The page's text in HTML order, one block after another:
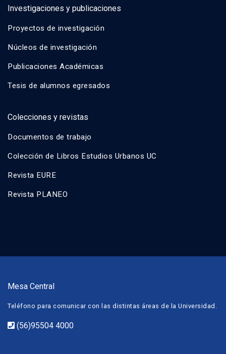
Investigaciones y publicaciones
Proyectos de investigación
Núcleos de investigación
Publicaciones Académicas
Tesis de alumnos egresados
Colecciones y revistas
Documentos de trabajo
Colección de Libros Estudios Urbanos UC
Revista EURE
Revista PLANEO
Mesa Central
Teléfono para comunicar con las distintas áreas de la Universidad.
(56)95504 4000